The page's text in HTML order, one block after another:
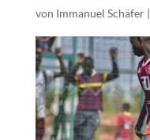
von Immanuel Schäfer|